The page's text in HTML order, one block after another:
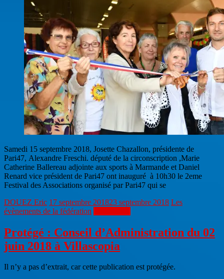
Samedi 15 septembre 2018, Josette Chazallon, présidente de
Pari47, Alexandre Freschi. député de la circonscription ,Marie
Catherine Ballereau adjointe aux sports à Marmande et Daniel
Renard vice président de Pari47 ont inauguré à 10h30 le 2eme
Festival des Associations organisé par Pari47 qui se
DOUEZ Eric 17 septembre 201823 septembre 2018 Les
évènements de la fédération
Protégé : Conseil d’Administration du 02
juin 2018 à Villascopia
Il n’y a pas d’extrait, car cette publication est protégée.